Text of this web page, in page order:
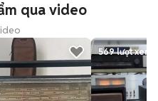
qua video
569lượt xem